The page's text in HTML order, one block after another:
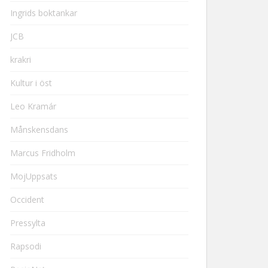
Ingrids boktankar
JCB
krakri
Kultur i öst
Leo Kramár
Månskensdans
Marcus Fridholm
MojUppsats
Occident
Pressylta
Rapsodi